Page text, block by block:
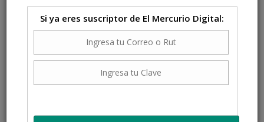
Si ya eres suscriptor de El Mercurio Digital: